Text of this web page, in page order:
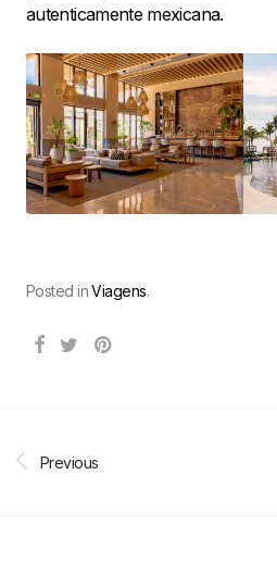
autenticamente mexicana.
Posted inViagens.
Previous